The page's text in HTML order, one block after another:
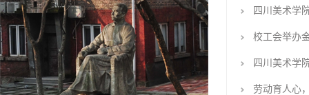
四川美术学
校工会举办
四川美术学
劳动育人心